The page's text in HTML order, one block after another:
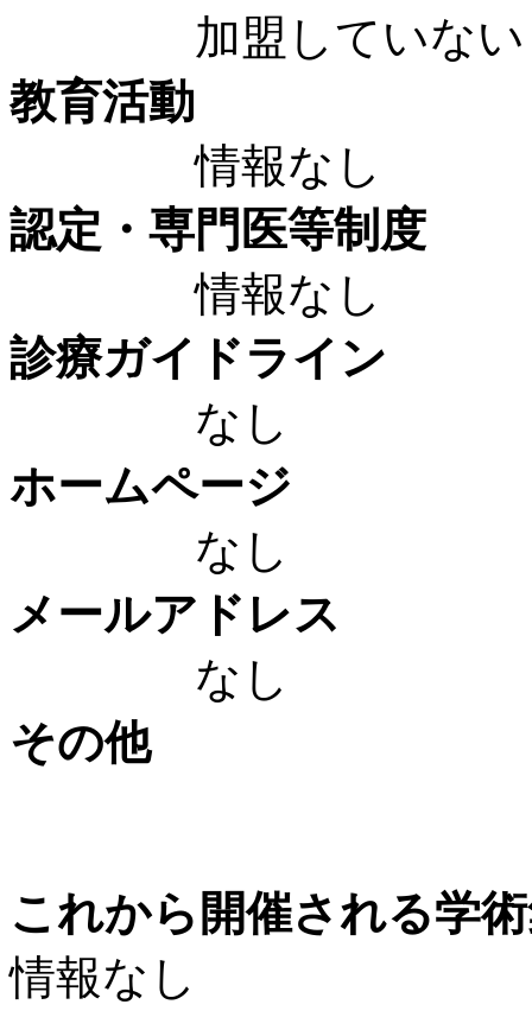
加盟していない
教育活動
情報なし
認定・専門医等制度
情報なし
診療ガイドライン
なし
ホームページ
なし
メールアドレス
なし
その他
これから開催される学
情報なし